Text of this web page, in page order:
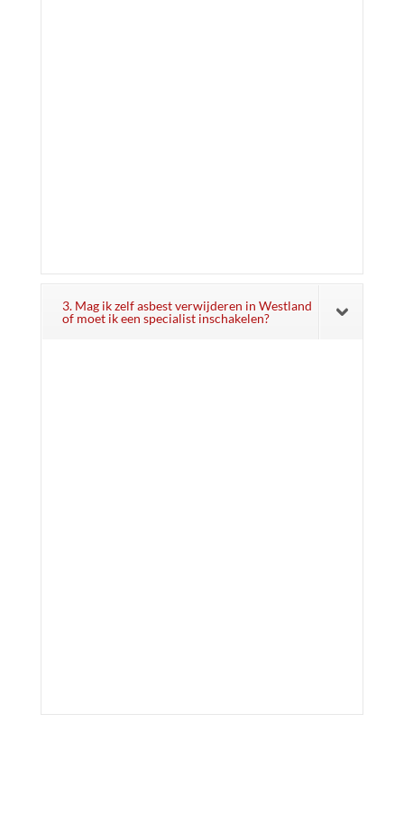
3. Mag ik zelf asbest verwijderen in Westland
of moet ik een specialist inschakelen?